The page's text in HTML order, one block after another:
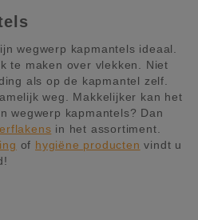
wegwerp kapmantels ideaal.
te maken over vlekken. Niet
als op de kapmantel zelf.
weg. Makkelijker kan het
wegwerp kapmantels? Dan
in het assortiment.
of hygiëne producten vindt u